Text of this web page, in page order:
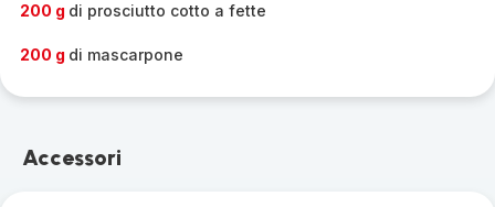
200 g di prosciutto cotto a fette
200 g di mascarpone
Accessori